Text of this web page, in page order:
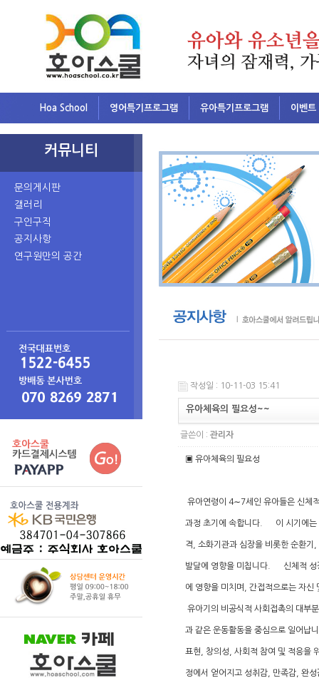
Hoa School 영어특기프로그램 유아특기프로그램 이벤트
커뮤니티
문의게시판
갤러리
구인구직
공지사항
연구원만의 공간
작성일 : 10-11-03 15:41
유아체육의 필요성~~
글쓴이 : 관리자
▣ 유아체육의 필요성
유아연령이 4∼7세인 유아들은 신체
과정 초기에 속합니다. 이 시기에는
격, 소화기관과 심장을 비롯한 순환
발달에 영향을 미칩니다. 신체적 성
에 영향을 미치며, 간접적으로는 자신
유아기의 비공식적 사회접촉의 대부
과 같은 운동활동을 중심으로 일어
표현, 창의성, 사회적 참여 및 적응을
정에서 얻어지고 성취감, 만족감, 완